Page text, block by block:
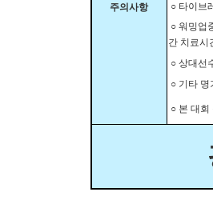
주의사항
○ 타이브
○ 워밍업
간 치료시
○ 상대선
○ 기타
○ 본 대회